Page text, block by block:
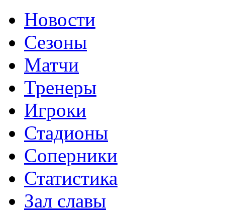
Новости
Сезоны
Матчи
Тренеры
Игроки
Стадионы
Соперники
Статистика
Зал славы